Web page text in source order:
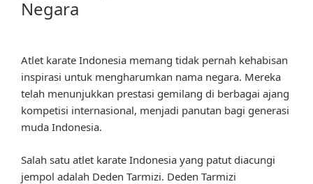
Negara
Atlet karate Indonesia memang tidak pernah kehabisan
inspirasi untuk mengharumkan nama negara. Mereka
telah menunjukkan prestasi gemilang di berbagai ajang
kompetisi internasional, menjadi panutan bagi generasi
muda Indonesia.
Salah satu atlet karate Indonesia yang patut diacungi
jempol adalah Deden Tarmizi. Deden Tarmizi